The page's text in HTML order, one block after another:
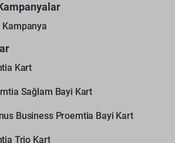
Kart
Sağlam Bayi Kart
Business Proemtia Bayi Kart
Trio Kart